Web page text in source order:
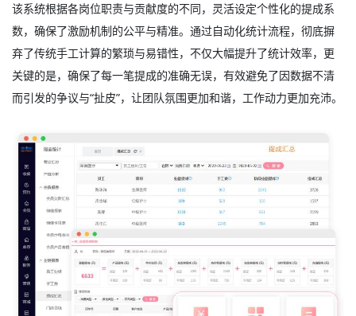
该系统根据各岗位职责与贡献度的不同，灵活设定个性化的提成系
数，确保了激励机制的公平与精准。通过自动化统计流程，彻底摒
弃了传统手工计算的繁琐与易错性，不仅大幅提升了统计效率，更
关键的是，确保了每一笔提成的准确无误，有效避免了因数据不清
而引发的争议与“扯皮”，让团队氛围更加和谐，工作动力更加充沛。